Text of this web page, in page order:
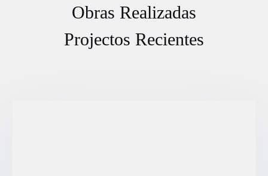
Obras Realizadas
Projectos Recientes